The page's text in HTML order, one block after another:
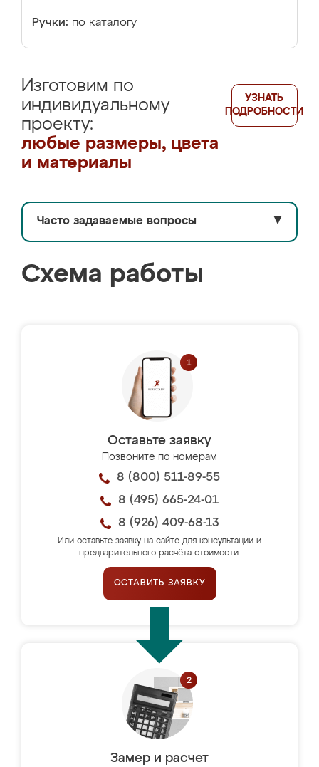
Ручки: по каталогу
Изготовим по
индивидуальному
проекту:
любые размеры, цвета
и материалы
УЗНАТЬ
ПОДРОБНОСТИ
Часто задаваемые вопросы ▼
Схема работы
Оставьте заявку
Позвоните по номерам
8 (800) 511-89-55
8 (495) 665-24-01
8 (926) 409-68-13
Или оставьте заявку на сайте для консультации и
предварительного расчёта стоимости.
ОСТАВИТЬ ЗАЯВКУ
Замер и расчет